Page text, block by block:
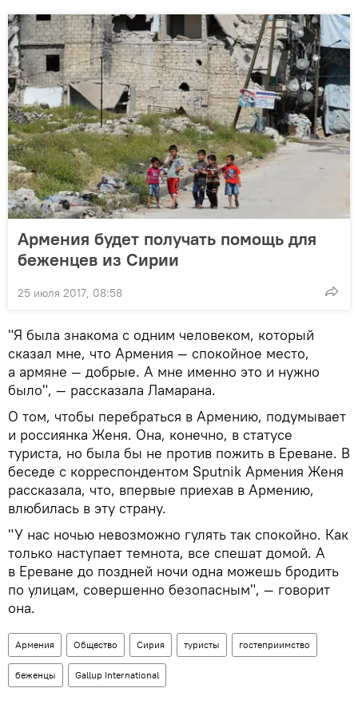
Армения будет получать помощь для
беженцев из Сирии
25 июля 2017, 08:58
"Я была знакома с одним человеком, который
сказал мне, что Армения — спокойное место,
а армяне — добрые. А мне именно это и нужно
было", — рассказала Ламарана.
О том, чтобы перебраться в Армению, подумывает
и россиянка Женя. Она, конечно, в статусе
туриста, но была бы не против пожить в Ереване. В
беседе с корреспондентом Sputnik Армения Женя
рассказала, что, впервые приехав в Армению,
влюбилась в эту страну.
"У нас ночью невозможно гулять так спокойно. Как
только наступает темнота, все спешат домой. А
в Ереване до поздней ночи одна можешь бродить
по улицам, совершенно безопасным", — говорит
она.
Армения Общество Сирия туристы гостеприимство
беженцы Gallup International